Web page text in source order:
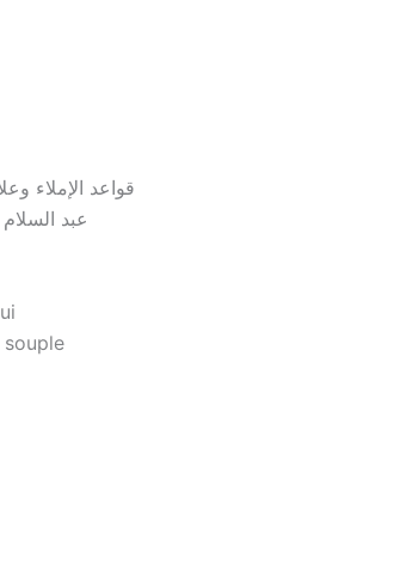
قواعد الإملاء
عبد